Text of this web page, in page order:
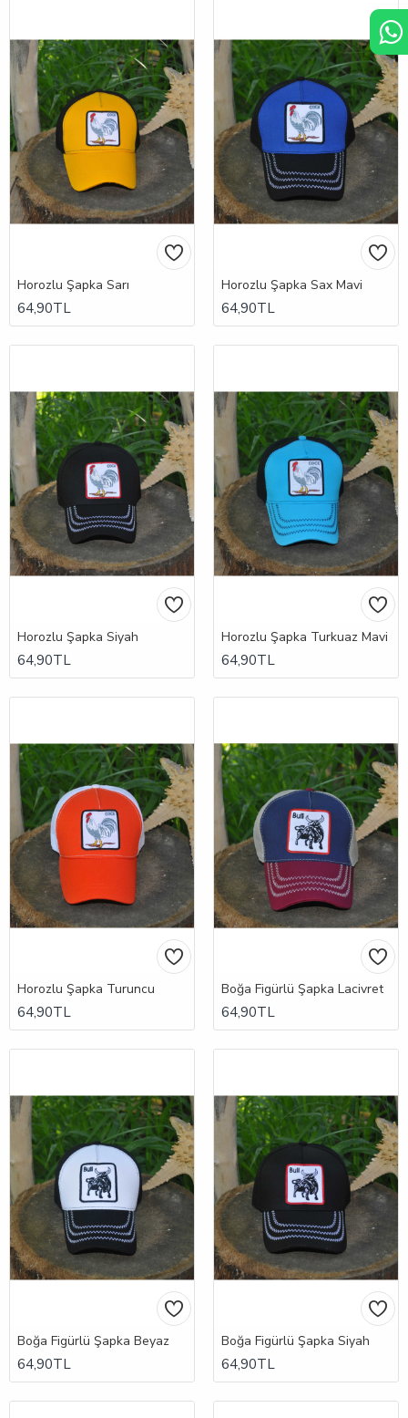
Horozlu Şapka Sarı
64,90TL
Horozlu Şapka Sax Mavi
64,90TL
Horozlu Şapka Siyah
64,90TL
Horozlu Şapka Turkuaz Mavi
64,90TL
Horozlu Şapka Turuncu
64,90TL
Boğa Figürlü Şapka Lacivret
64,90TL
Boğa Figürlü Şapka Beyaz
64,90TL
Boğa Figürlü Şapka Siyah
64,90TL